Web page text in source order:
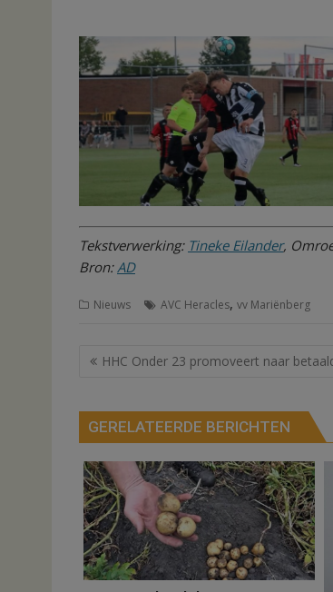
Tekstverwerking: Tineke Eilander,
Bron:AD
Nieuws AVC Heracles, vv Mariënberg
Bericht
HHC Onder 23 promoveert naar
GERELATEERDE BERICHTEN